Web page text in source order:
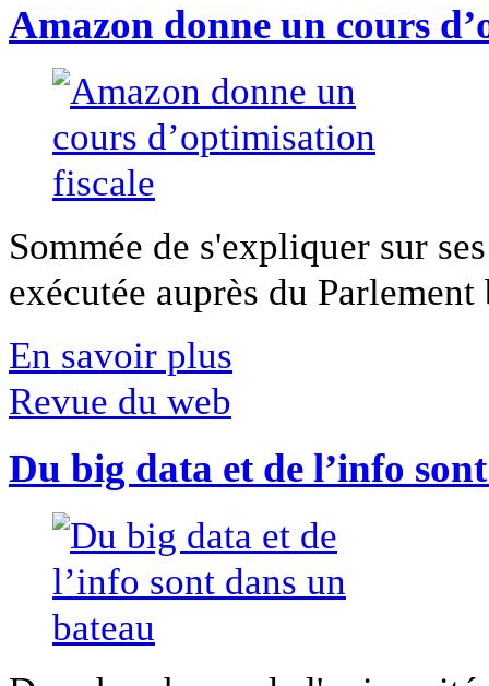
Amazon donne un cours
Sommée de s'expliquer sur
exécutée auprès du
En savoir plus
Revue du web
Du big data et de l’info